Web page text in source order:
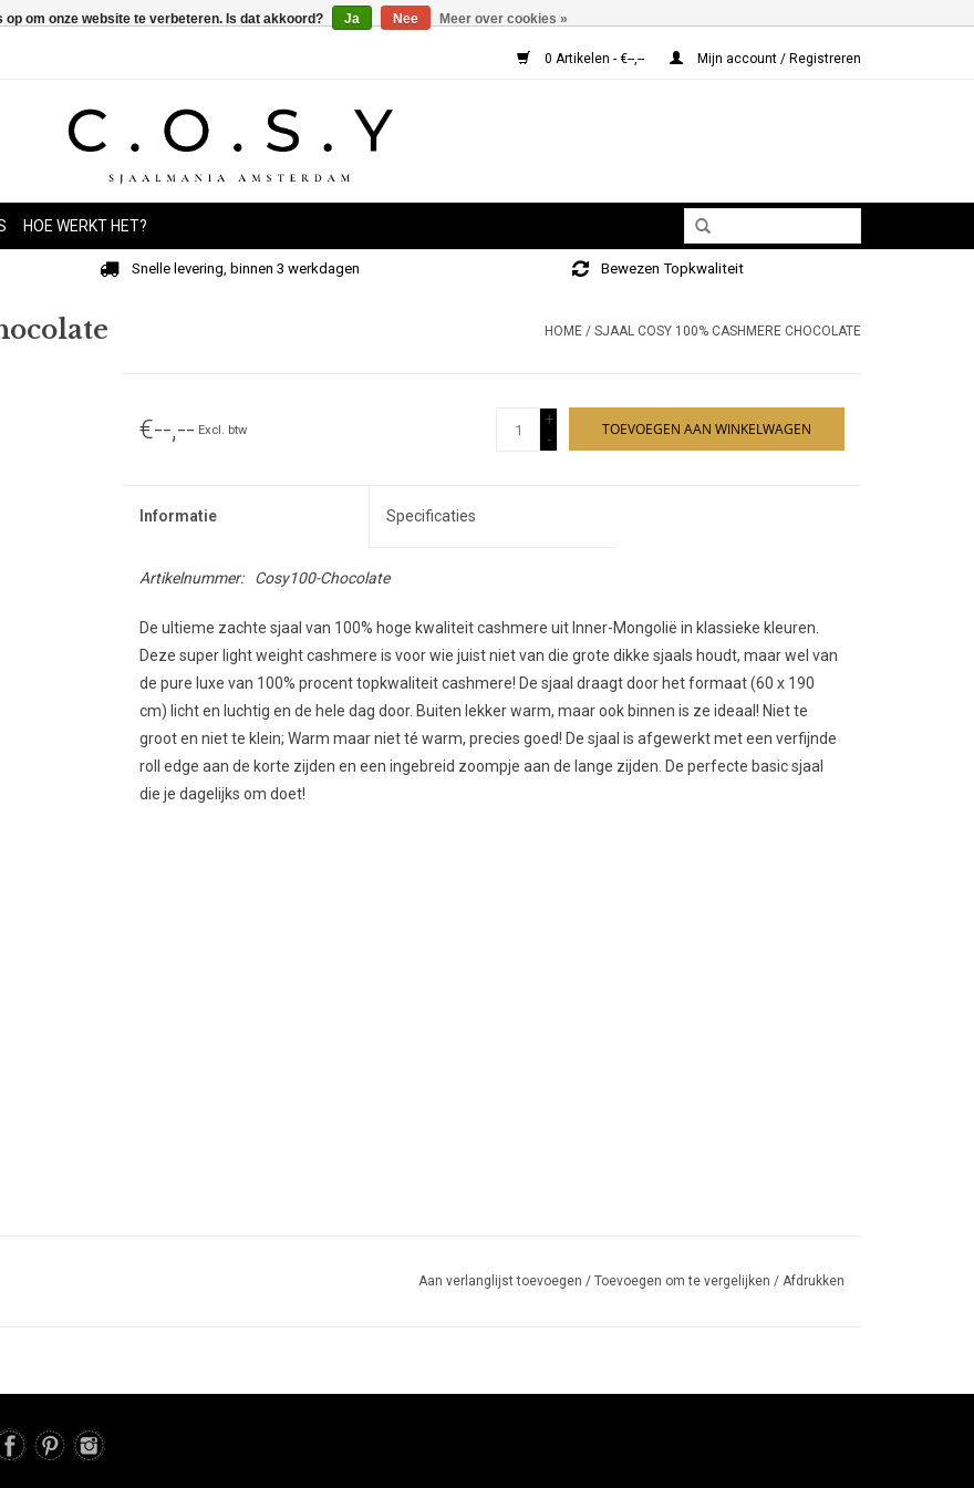
0 Artikelen - €--,-- Mijn account / Registreren
HOE WERKT HET?
Snelle levering, binnen 3 werkdagen Bewezen Topkwaliteit
HOME / SJAAL COSY 100% CASHMERE CHOCOLATE
€--,-- Excl. btw
+
-
TOEVOEGEN AAN WINKELWAGEN
Informatie Specificaties
Artikelnummer: Cosy100-Chocolate
De ultieme zachte sjaal van 100% hoge kwaliteit cashmere uit Inner-Mongolië in klassieke kleuren.
Deze super light weight cashmere is voor wie juist niet van die grote dikke sjaals houdt, maar wel van
de pure luxe van 100% procent topkwaliteit cashmere! De sjaal draagt door het formaat (60 x 190
cm) licht en luchtig en de hele dag door. Buiten lekker warm, maar ook binnen is ze ideaal! Niet te
groot en niet te klein; Warm maar niet té warm, precies goed! De sjaal is afgewerkt met een verfijnde
roll edge aan de korte zijden en een ingebreid zoompje aan de lange zijden. De perfecte basic sjaal
die je dagelijks om doet!
Aan verlanglijst toevoegen / Toevoegen om te vergelijken / Afdrukken
op om onze website te verbeteren. Is dat akkoord? Ja Nee Meer over cookies »